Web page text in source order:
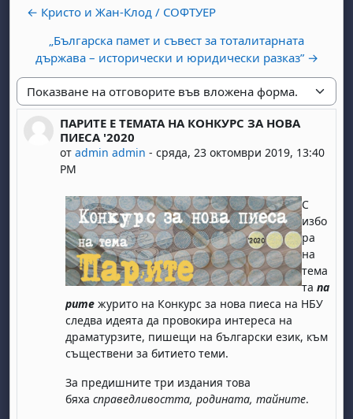
← Кристо и Жан-Клод / СОФТУЕР
„Българска памет и съвест за тоталитарната
държава – исторически и юридически разказ” →
Начин на показване
ПАРИТЕ Е ТЕМАТА НА КОНКУРС ЗА НОВА
ПИЕСА '2020
отadmin admin -сряда, 23 октомври 2019, 13:40
PM
Number of replies: 0
С
избо
ра
на
тема
та па
рите журито на Конкурс за нова пиеса на НБУ
следва идеята да провокира интереса на
драматурзите, пишещи на български език, към
съществени за битието теми.
За предишните три издания това
бяха справедливостта, родината, тайните.